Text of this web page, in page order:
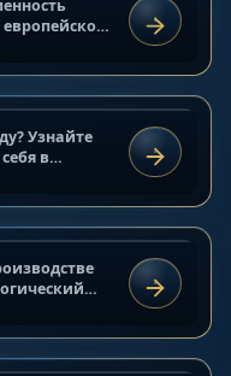
соте
ЧИТАТЬ
2026: гид
Узнайте
в
ЧИТАТЬ
компаний
ЧИТАТЬ
в Китае